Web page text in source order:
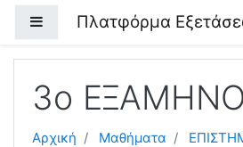
Πλευρικός πίνακας
Πλατφόρμα
3ο ΕΞΑΜΗΝΟ
Αρχική Μαθήματα